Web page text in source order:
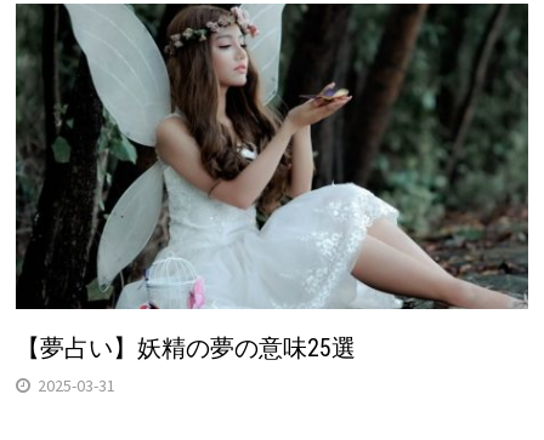
【夢占い】妖精の夢の意味25選
2025-03-31